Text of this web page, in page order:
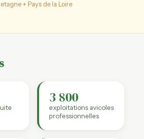
+ Pays de la Loire
3 800
exploitations avicoles
professionnelles